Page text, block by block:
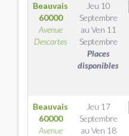
Beauvais
60000
Avenue
Descartes
Jeu 10
Septembre
au Ven 11
Septembre
Places
disponibles
Beauvais
60000
Avenue
Jeu 17
Septembre
au Ven 18